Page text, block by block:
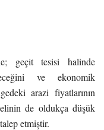
geçit tesisi halinde
ve ekonomik
arazi fiyatlarının
de oldukça düşük
etmiştir.